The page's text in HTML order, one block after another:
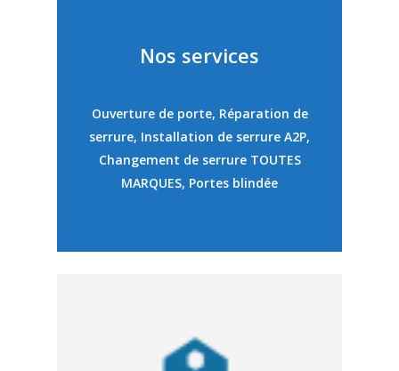
Nos services
Ouverture de porte, Réparation de
serrure, Installation de serrure A2P,
Changement de serrure TOUTES
MARQUES, Portes blindée